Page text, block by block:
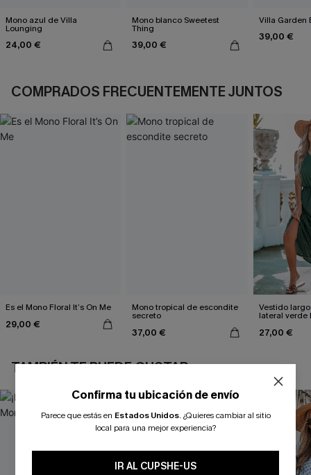
Mono azul de Villa
Lounging
24,00 €
Mono blanco Sweetest
Thing
39,00 €
Villa Garden
39,00 €
COMPRADOS FRECUENTEMENTE JUNTOS
Es el Mono Floral It’s On Me
29,00 €
Mono tropical de escondite
secreto
37,00 €
Vestido
lateral verde
27,00 €
TAMBIÉN TE PUEDE GUSTAR
Confirma tu ubicación de envío
Parece que estás en Estados Unidos. ¿Quieres cambiar al sitio
local para una mejor experiencia?
IR AL CUPSHE-US